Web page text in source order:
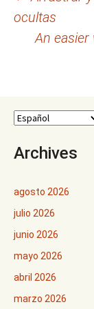
deocultas
An
Archives
agosto 2026
julio 2026
junio 2026
mayo 2026
abril 2026
marzo 2026